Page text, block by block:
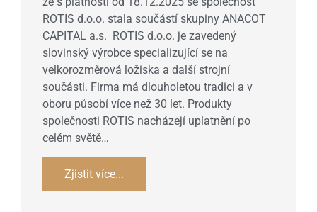
ROTIS d.o.o. stala součástí skupiny ANACOT
CAPITAL a.s. ROTIS d.o.o. je zavedený
slovinský výrobce specializující se na
velkorozměrová ložiska a další strojní
součásti. Firma má dlouholetou tradici a v
oboru působí více než 30 let. Produkty
společnosti ROTIS nacházejí uplatnění po
celém světě…
Zjistit více...